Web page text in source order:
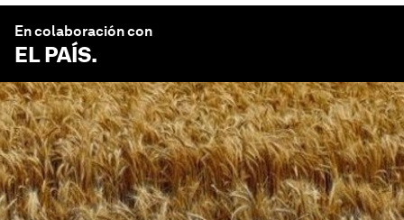
En colaboración con
EL PAÍS.